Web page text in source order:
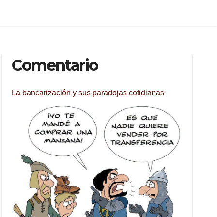
Comentario
La bancarización y sus paradojas cotidianas